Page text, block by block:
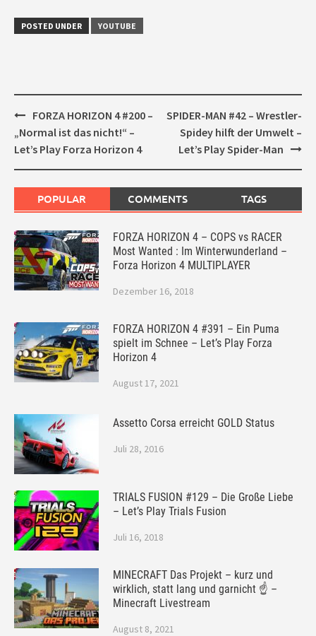
POSTED UNDER YOUTUBE
Post
navigation
FORZA HORIZON 4 #200 –
„Normal ist das nicht!“ –
Let’s Play Forza Horizon 4
SPIDER-MAN #42 – Wrestler-
Spidey hilft der Umwelt –
Let’s Play Spider-Man
POPULAR COMMENTS TAGS
FORZA HORIZON 4 – COPS vs RACER
Most Wanted : Im Winterwunderland –
Forza Horizon 4 MULTIPLAYER
Dezember 16, 2018
FORZA HORIZON 4 #391 – Ein Puma
spielt im Schnee – Let’s Play Forza
Horizon 4
August 17, 2021
Assetto Corsa erreicht GOLD Status
Juli 28, 2016
TRIALS FUSION #129 – Die Große Liebe
– Let’s Play Trials Fusion
Juli 16, 2018
MINECRAFT Das Projekt – kurz und
wirklich, statt lang und garnicht ☝ –
Minecraft Livestream
August 8, 2021